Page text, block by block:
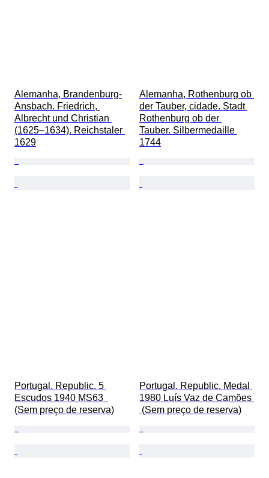
Alemanha, Brandenburg-
Ansbach. Friedrich,
Albrecht und Christian
(1625–1634). Reichstaler
1629
Alemanha, Rothenburg ob
der Tauber, cidade. Stadt
Rothenburg ob der
Tauber. Silbermedaille
1744
Portugal. Republic. 5
Escudos 1940 MS63
(Sem preço de reserva)
Portugal. Republic. Medal
1980 Luís Vaz de Camões
(Sem preço de reserva)